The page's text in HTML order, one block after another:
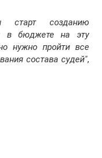
созданию
в бюджете на эту
нужно пройти все
состава судей",